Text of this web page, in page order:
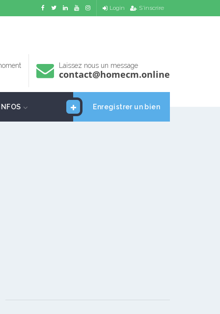
Login S'inscrire
Laissez nous un message
contact@homecm.online
Enregistrer un bien
INFOS